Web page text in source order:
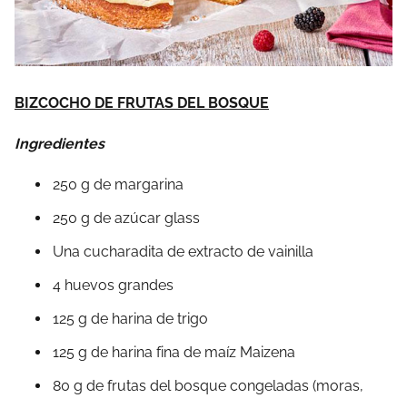
BIZCOCHO DE FRUTAS DEL BOSQUE
Ingredientes
250 g de margarina
250 g de azúcar glass
Una cucharadita de extracto de vainilla
4 huevos grandes
125 g de harina de trigo
125 g de harina fina de maíz Maizena
80 g de frutas del bosque congeladas (moras,